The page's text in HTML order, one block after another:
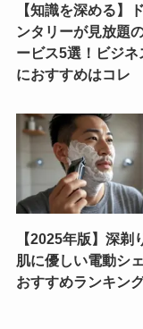
【知識を深める】
ンタリーが見放題
ービス5選！ビジネ
におすすめはコレ
【2025年版】深剃
肌に優しい電動シ
おすすめランキン